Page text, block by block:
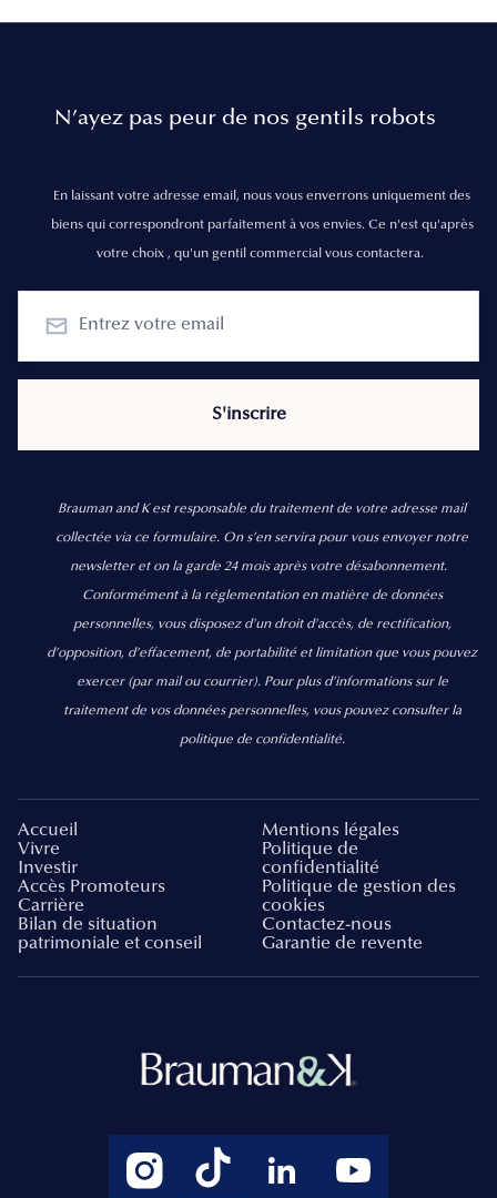
N’ayez pas peur de nos gentils robots
En laissant votre adresse email, nous vous enverrons uniquement des
biens qui correspondront parfaitement à vos envies. Ce n'est qu'après
votre choix , qu'un gentil commercial vous contactera.
Brauman and K est responsable du traitement de votre adresse mail
collectée via ce formulaire. On s’en servira pour vous envoyer notre
newsletter et on la garde 24 mois après votre désabonnement.
Conformément à la réglementation en matière de données
personnelles, vous disposez d'un droit d'accès, de rectification,
d’opposition, d’effacement, de portabilité et limitation que vous pouvez
exercer (par mail ou courrier). Pour plus d’informations sur le
traitement de vos données personnelles, vous pouvez consulter la
politique de confidentialité.
Accueil
Vivre
Investir
Accès Promoteurs
Carrière
Bilan de situation
patrimoniale et conseil
Mentions légales
Politique de
confidentialité
Politique de gestion des
cookies
Contactez-nous
Garantie de revente